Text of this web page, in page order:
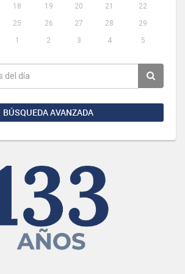
18 19 20 21
22
25 26 27 28
29
1 2 3 4 5
BÚSQUEDA AVANZADA